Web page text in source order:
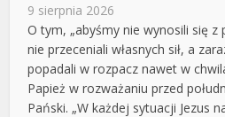
9 sierpnia 2026
O tym, „abyśmy nie wynosili się
nie przeceniali własnych sił, a
popadali w rozpacz nawet w
Papież w rozważaniu przed
Pański. „W każdej sytuacji Jezus